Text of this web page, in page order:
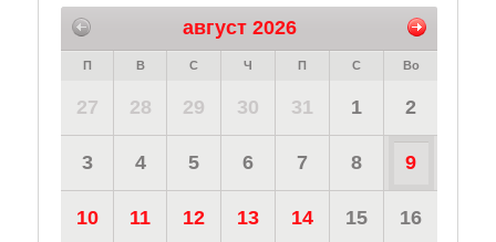
август 2026
П В С Ч П С Во
27 28 29 30 31 1 2
3 4 5 6 7 8 9
10 11 12 13 14 15 16